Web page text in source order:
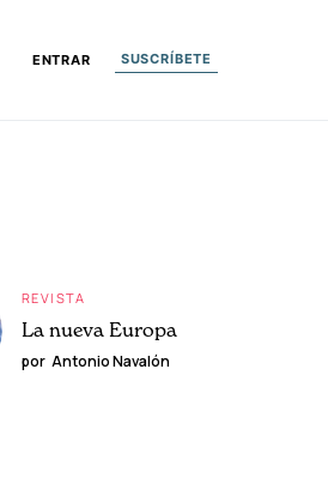
ENTRAR SUSCRÍBETE
REVISTA
La nueva Europa
por Antonio Navalón